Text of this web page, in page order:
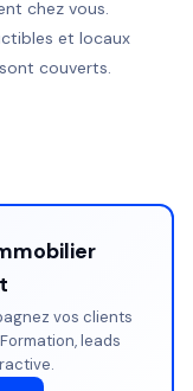
chez vous.
et locaux
couverts.
vos clients
leads